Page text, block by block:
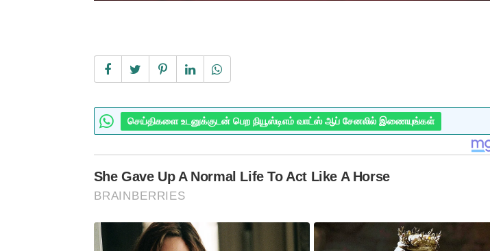
செய்திகளை உடனுக்குடன் பெற நியூஸ்டிஎம் வாட்ஸ் ஆப் சேனலில் இணையுங்கள்